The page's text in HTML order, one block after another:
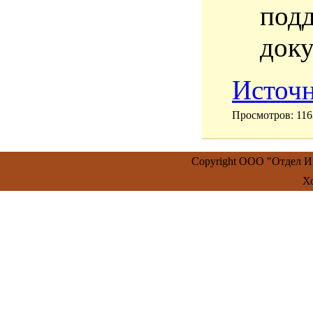
Просмотров:
Copyright ООО "Отдел